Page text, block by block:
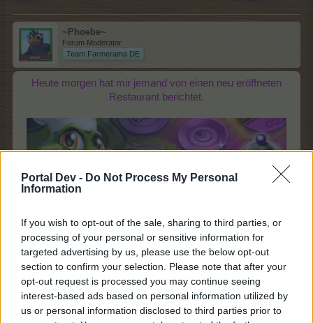
Portal Dev - Do Not Process My Personal
Information
If you wish to opt-out of the sale, sharing to third parties, or
processing of your personal or sensitive information for
targeted advertising by us, please use the below opt-out
section to confirm your selection. Please note that after your
opt-out request is processed you may continue seeing
interest-based ads based on personal information utilized by
us or personal information disclosed to third parties prior to
~Phoebe~
Forum Moderator
Team Farmerama DE
Heute morgen hat mir jemand von einen neu eröffneten
Restaurant berichtet.
Evrfrafpuznhf
Die Bedienung kommt mir so bekannt vor! Euch auch ?
Qvr qerv SNEZRENZN-Jrygra gerssra fvpu, hz rva